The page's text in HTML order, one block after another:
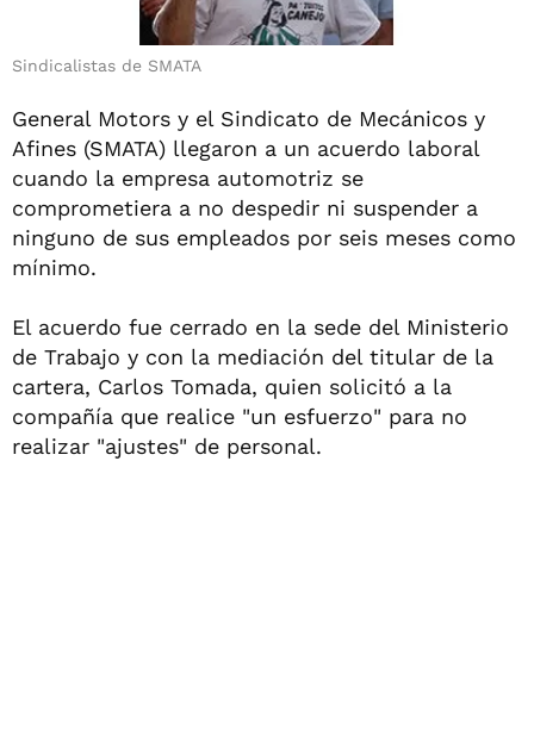
Sindicalistas de SMATA
General Motors y el Sindicato de Mecánicos y
Afines (SMATA) llegaron a un acuerdo laboral
cuando la empresa automotriz se
comprometiera a no despedir ni suspender a
ninguno de sus empleados por seis meses como
mínimo.
El acuerdo fue cerrado en la sede del Ministerio
de Trabajo y con la mediación del titular de la
cartera, Carlos Tomada, quien solicitó a la
compañía que realice "un esfuerzo" para no
realizar "ajustes" de personal.